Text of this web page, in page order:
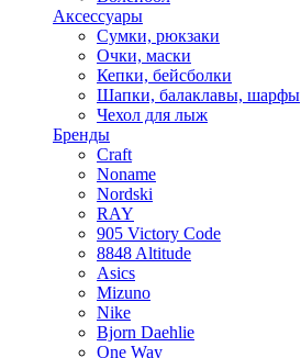
Аксессуары
Сумки, рюкзаки
Очки, маски
Кепки, бейсболки
Шапки, балаклавы, шарфы
Чехол для лыж
Бренды
Craft
Noname
Nordski
RAY
905 Victory Code
8848 Altitude
Asics
Mizuno
Nike
Bjorn Daehlie
One Way